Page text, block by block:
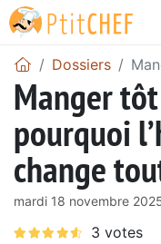
Dossiers
Manger
pourquoi
change
mardi 18 novembre